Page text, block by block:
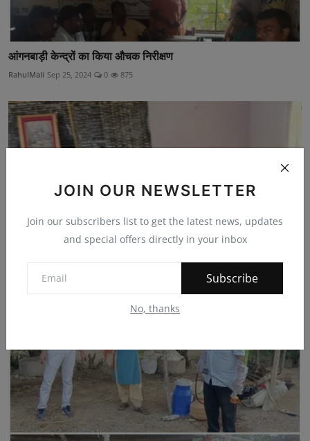
JOIN OUR NEWSLETTER
Join our subscribers list to get the latest news, updates
and special offers directly in your inbox
Subscribe
No, thanks
आंगनबाड़ी केन्द्रों का किया औचक निरीक्षण
RahulMali Sep 25, 2024 0 875
उपखण्ड अधिकारी ने किया विद्यालय का निरीक्षण
170